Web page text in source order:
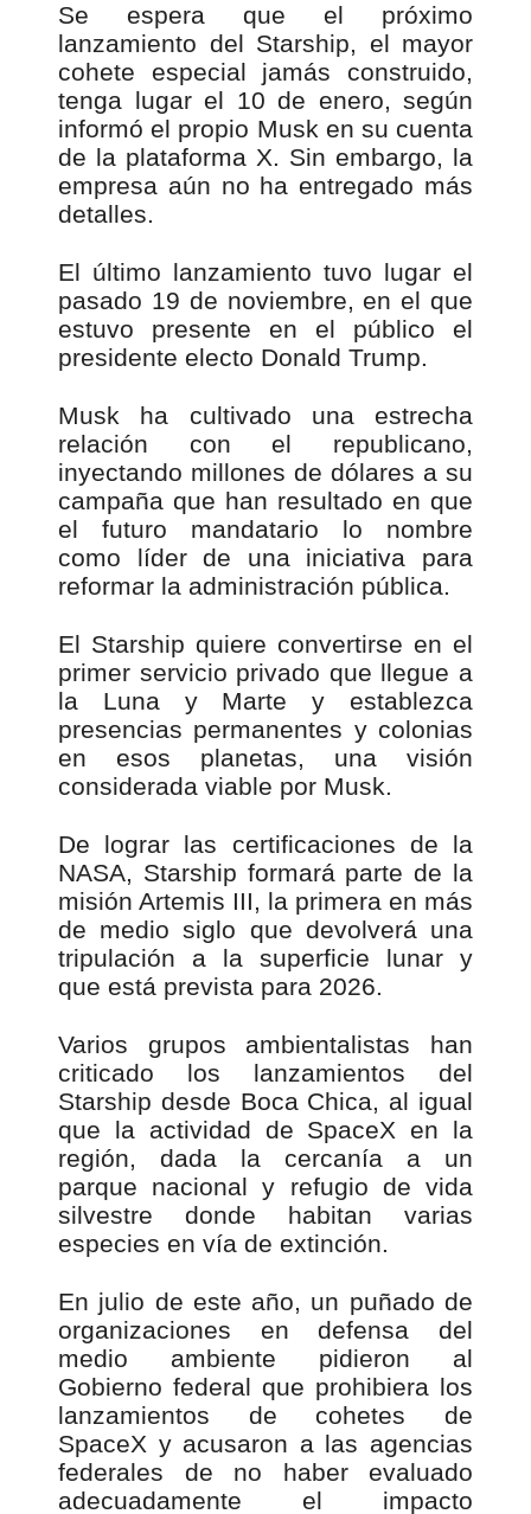
Se espera que el próximo
lanzamiento del Starship, el mayor
cohete especial jamás construido,
tenga lugar el 10 de enero, según
informó el propio Musk en su cuenta
de la plataforma X. Sin embargo, la
empresa aún no ha entregado más
detalles.
El último lanzamiento tuvo lugar el
pasado 19 de noviembre, en el que
estuvo presente en el público el
presidente electo Donald Trump.
Musk ha cultivado una estrecha
relación con el republicano,
inyectando millones de dólares a su
campaña que han resultado en que
el futuro mandatario lo nombre
como líder de una iniciativa para
reformar la administración pública.
El Starship quiere convertirse en el
primer servicio privado que llegue a
la Luna y Marte y establezca
presencias permanentes y colonias
en esos planetas, una visión
considerada viable por Musk.
De lograr las certificaciones de la
NASA, Starship formará parte de la
misión Artemis III, la primera en más
de medio siglo que devolverá una
tripulación a la superficie lunar y
que está prevista para 2026.
Varios grupos ambientalistas han
criticado los lanzamientos del
Starship desde Boca Chica, al igual
que la actividad de SpaceX en la
región, dada la cercanía a un
parque nacional y refugio de vida
silvestre donde habitan varias
especies en vía de extinción.
En julio de este año, un puñado de
organizaciones en defensa del
medio ambiente pidieron al
Gobierno federal que prohibiera los
lanzamientos de cohetes de
SpaceX y acusaron a las agencias
federales de no haber evaluado
adecuadamente el impacto